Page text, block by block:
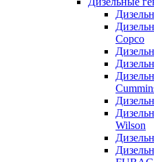
Copco
Wilson